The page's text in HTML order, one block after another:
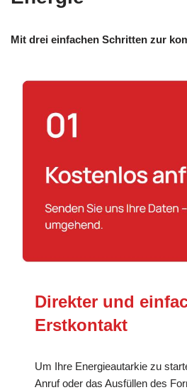
Mit drei einfachen Schritten zur
Direkter und
Erstkontakt
Um Ihre Energieautarkie zu
Anruf oder das Ausfüllen des